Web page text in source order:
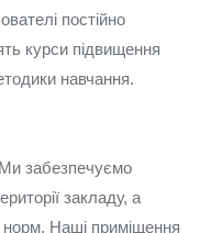
постійно
курси підвищення
навчання.
забезпечуємо
закладу, а
норм. Наші приміщення